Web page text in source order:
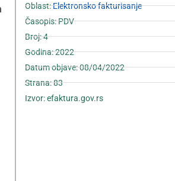
Oblast:Elektronsko fakturisanje
Časopis: PDV
Broj: 4
Godina: 2022
Datum objave: 08/04/2022
Strana: 83
Izvor: efaktura.gov.rs